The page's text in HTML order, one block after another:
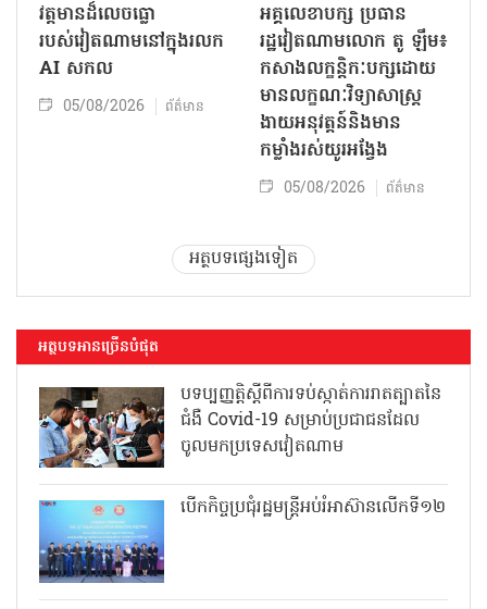
វត្តមានដ៏លេចធ្លោ
របស់វៀតណាមនៅក្នុងរលក
AI សកល
05/08/2026 ព័ត៌មាន
អគ្គលេខាបក្ស ប្រធាន
រដ្ឋវៀតណាមលោក តូ ឡឹម៖
កសាងលក្ខន្តិកៈបក្សដោយ
មានលក្ខណៈវិទ្យាសាស្ត្រ
ងាយអនុវត្តន៍និងមាន
កម្លាំងរស់យូរអង្វែង
05/08/2026 ព័ត៌មាន
អត្ថបទផ្សេងទៀត
អត្ថបទអានច្រើនបំផុត
បទប្បញ្ញត្តិស្តីពីការទប់ស្កាត់ការរាតត្បាតនៃ
ជំងឺ Covid-19 សម្រាប់ប្រជាជនដែល
ចូលមកប្រទេសវៀតណាម
បើកកិច្ចប្រជុំរដ្ឋមន្ត្រីអប់រំអាស៊ានលើកទី១២